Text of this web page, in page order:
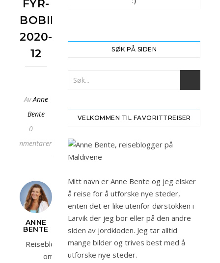
FYR-
BOBILFERIE-
2020-
12
AvAnne
Bente
0
kommentarer
ANNE
BENTE
Reiseblogger
om
SØK PÅ SIDEN
VELKOMMEN TIL FAVORITTREISER
Mitt navn er Anne Bente og jeg elsker
å reise for å utforske nye steder,
enten det er like utenfor dørstokken i
Larvik der jeg bor eller på den andre
siden av jordkloden. Jeg tar alltid
mange bilder og trives best med å
utforske nye steder.